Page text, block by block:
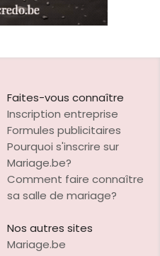
Faites-vous connaître
Inscription entreprise
Formules publicitaires
Pourquoi s'inscrire sur
Mariage.be?
Comment faire connaître
sa salle de mariage?
Nos autres sites
Mariage.be